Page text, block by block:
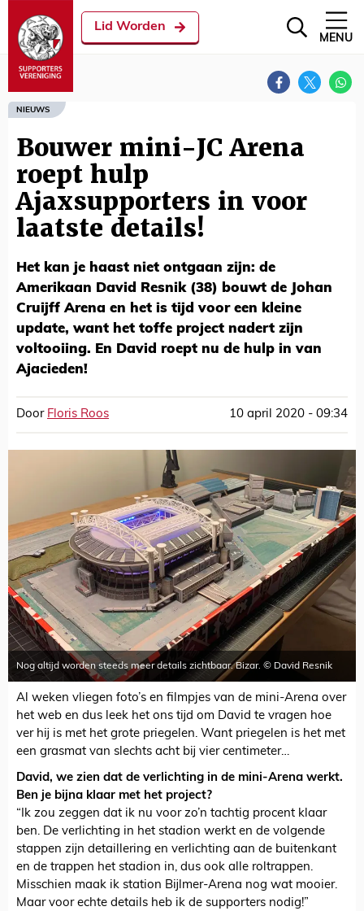
Lid Worden
MENU
NIEUWS
Bouwer mini-JC Arena
roept hulp
Ajaxsupporters in voor
laatste details!
Het kan je haast niet ontgaan zijn: de
Amerikaan David Resnik (38) bouwt de Johan
Cruijff Arena en het is tijd voor een kleine
update, want het toffe project nadert zijn
voltooiing. En David roept nu de hulp in van
Ajacieden!
Door Floris Roos 10 april 2020 - 09:34
Nog altijd worden steeds meer details zichtbaar. Bizar. © David Resnik
Al weken vliegen foto’s en filmpjes van de mini-Arena over
het web en dus leek het ons tijd om David te vragen hoe
ver hij is met het grote priegelen. Want priegelen is het met
een grasmat van slechts acht bij vier centimeter…
David, we zien dat de verlichting in de mini-Arena werkt.
Ben je bijna klaar met het project?
“Ik zou zeggen dat ik nu voor zo’n tachtig procent klaar
ben. De verlichting in het stadion werkt en de volgende
stappen zijn detaillering en verlichting aan de buitenkant
en de trappen het stadion in, dus ook alle roltrappen.
Misschien maak ik station Bijlmer-Arena nog wat mooier.
Maar voor echte details heb ik de supporters nodig!”